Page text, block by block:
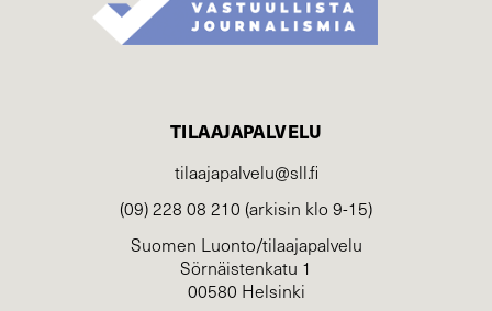
TILAAJAPALVELU
tilaajapalvelu@sll.fi
(09) 228 08 210 (arkisin klo 9-15)
Suomen Luonto/tilaajapalvelu
Sörnäistenkatu 1
00580 Helsinki